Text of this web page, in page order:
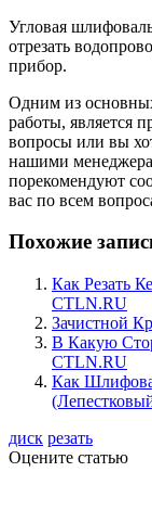
Угловая
отрезать
прибор.
Одним из
работы, является
вопросы или вы
нашими
порекомендуют
вас по всем
Похожие
Как Резать
CTLN.RU
Зачистной
В Какую
CTLN.RU
Как
диск резать
Оцените статью